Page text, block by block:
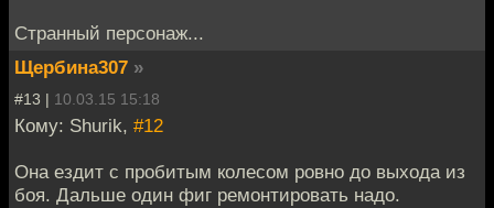
Странный персонаж...
Щербина307 »
#13 | 10.03.15 15:18
Кому: Shurik, #12
Она ездит с пробитым колесом ровно до выхода из
боя. Дальше один фиг ремонтировать надо.